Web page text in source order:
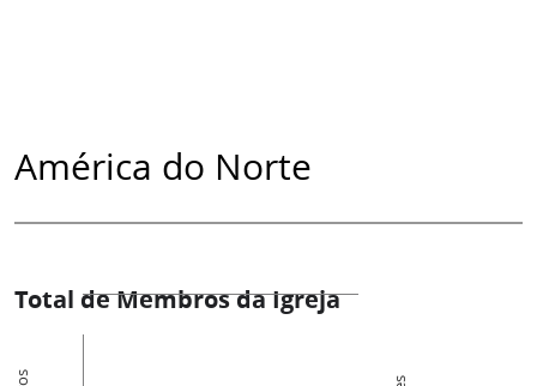
América do Norte
Total de Membros da Igreja